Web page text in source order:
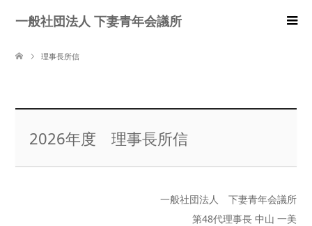
一般社団法人 下妻青年会議所
理事長所信
2026年度 理事長所信
一般社団法人 下妻青年会議所
第48代理事長 中山 一美